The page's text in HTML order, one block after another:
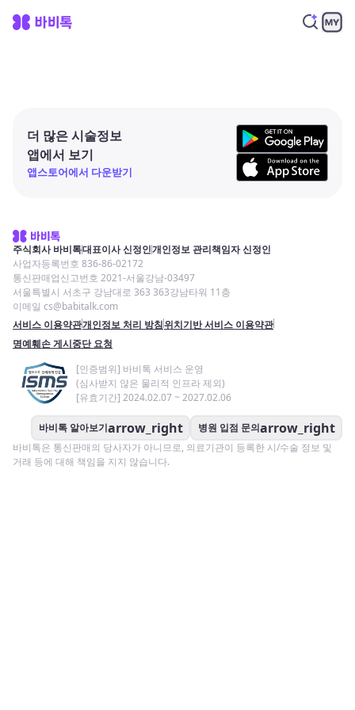
더 많은 시술정보
앱에서 보기
앱스토어에서 다운받기
주식회사 바비톡대표이사 신정인개인정보 관리책임자 신정인
사업자등록번호 836-86-02172
통신판매업신고번호 2021-서울강남-03497
서울특별시 서초구 강남대로 363 363강남타워 11층
이메일 cs@babitalk.com
서비스 이용약관개인정보 처리 방침위치기반 서비스 이용약관
명예훼손 게시중단 요청
[인증범위] 바비톡 서비스 운영
(심사받지 않은 물리적 인프라 제외)
[유효기간] 2024.02.07 ~ 2027.02.06
바비톡 알아보기arrow_right 병원 입점 문의arrow_right
바비톡은 통신판매의 당사자가 아니므로, 의료기관이 등록한 시/수술 정보 및
거래 등에 대해 책임을 지지 않습니다.